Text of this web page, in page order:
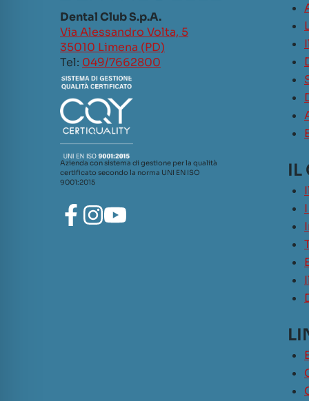
Dental Club S.p.A.
Via Alessandro Volta, 5
35010 Limena (PD)
Tel: 049/7662800
Azienda con sistema di gestione per la qualità
certificato secondo la norma UNI EN ISO
9001:2015
IL